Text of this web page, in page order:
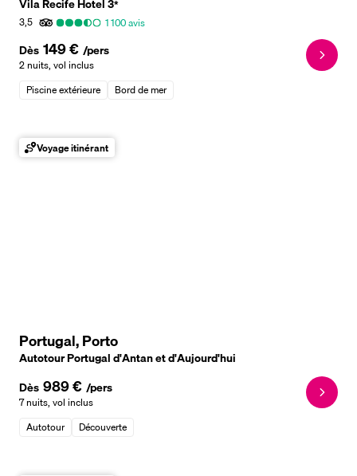
Vila Recife Hotel3*
3,5
1 100avis
Dès 149 € /pers
2 nuits, vol inclus
Piscine extérieure
Bord de mer
Voyage itinérant
Portugal, Porto
Autotour Portugal d'Antan et d'Aujourd'hui
Dès 989 € /pers
7 nuits, vol inclus
Autotour
Découverte